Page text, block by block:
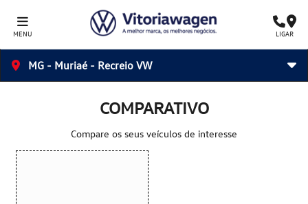
MENU LIGAR
MG - Muriaé - Recreio VW
COMPARATIVO
Compare os seus veículos de interesse